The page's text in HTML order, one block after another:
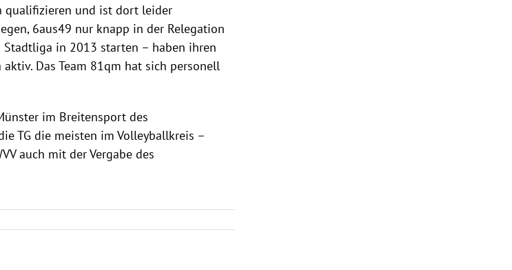
qualifizieren und ist dort leider
6aus49 nur knapp in der Relegation
Stadtliga in 2013 starten – haben ihren
Das Team 81qm hat sich personell
im Breitensport des
TG die meisten im Volleyballkreis –
auch mit der Vergabe des